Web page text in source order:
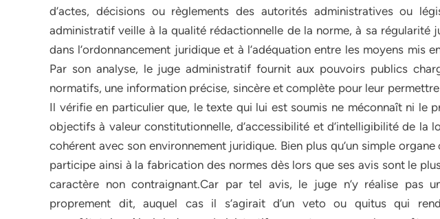
d’actes, décisions ou règlements des autorités administratives ou
administratif veille à la qualité rédactionnelle de la norme, à sa régularité
dans l’ordonnancement juridique et à l’adéquation entre les moyens mis
Par son analyse, le juge administratif fournit aux pouvoirs publics
normatifs, une information précise, sincère et complète pour leur
Il vérifie en particulier que, le texte qui lui est soumis ne méconnaît ni le
objectifs à valeur constitutionnelle, d’accessibilité et d’intelligibilité de la
cohérent avec son environnement juridique. Bien plus qu’un simple
participe ainsi à la fabrication des normes dès lors que ses avis sont le
caractère non contraignant.Car par tel avis, le juge n’y réalise pas
proprement dit, auquel cas il s’agirait d’un veto ou quitus qui